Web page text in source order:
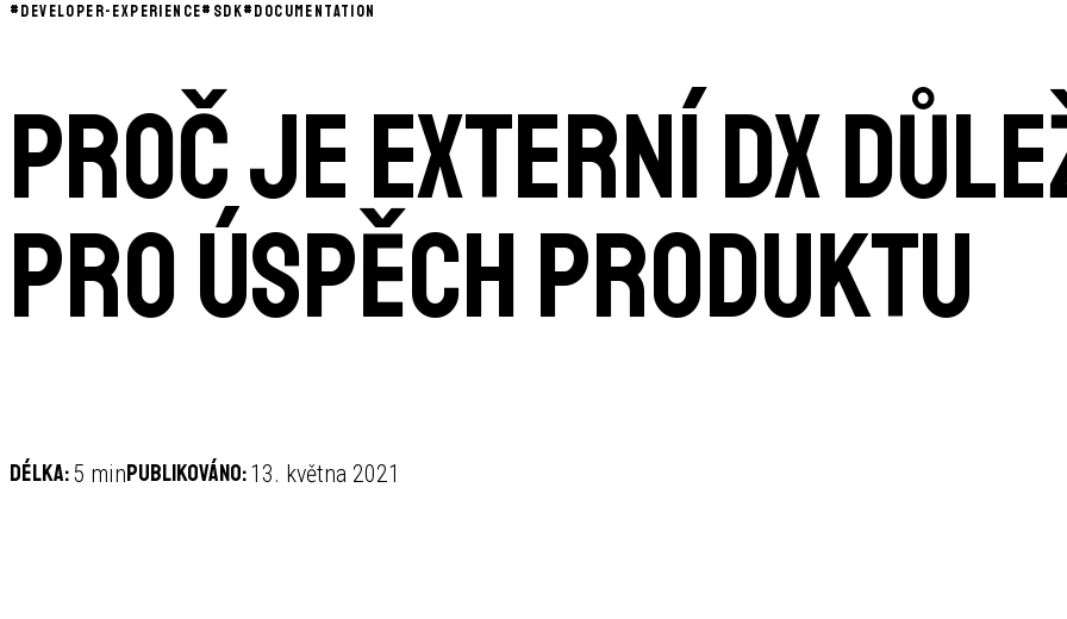
#DEVELOPER-EXPERIENCE# SDK#DOCUMENTATION
Proč je externí DX
pro úspěch produktu
Délka:5 minPublikováno:13. května 2021